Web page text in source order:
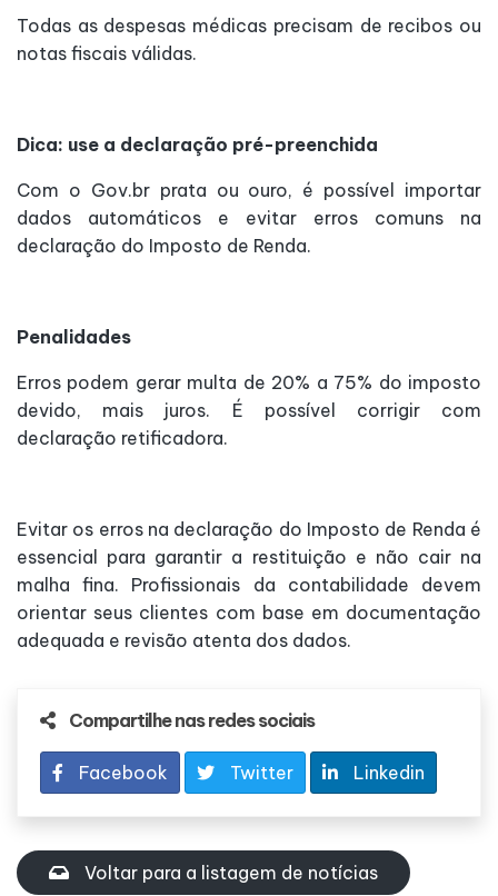
Todas as despesas médicas precisam de recibos ou
notas fiscais válidas.
Dica: use a declaração pré-preenchida
Com o Gov.br prata ou ouro, é possível importar
dados automáticos e evitar erros comuns na
declaração do Imposto de Renda.
Penalidades
Erros podem gerar multa de 20% a 75% do imposto
devido, mais juros. É possível corrigir com
declaração retificadora.
Evitar os erros na declaração do Imposto de Renda é
essencial para garantir a restituição e não cair na
malha fina. Profissionais da contabilidade devem
orientar seus clientes com base em documentação
adequada e revisão atenta dos dados.
Compartilhe nas redes sociais
Facebook Twitter Linkedin
Voltar para a listagem de notícias